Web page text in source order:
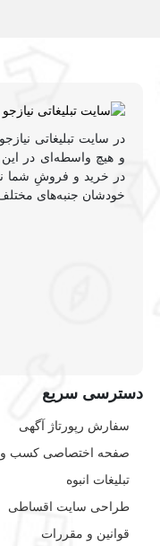
در سایت تبلیغاتی
و هیچ واسطه‌ای در
در خرید و فروشِ شما
خودشان جنبه‌های مختلف
دسترسی سریع
سفارش رپورتاژ آگهی
صفحه اختصاصی کسب و
تبلیغات انبوه
طراحی سایت اقساطی
قوانین و مقررات